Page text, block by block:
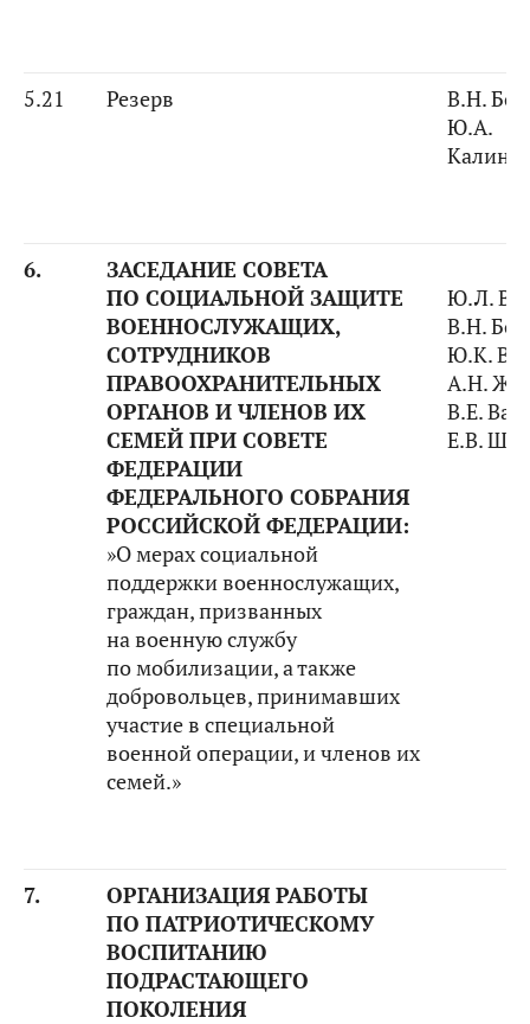
5.21 Резерв
В.Н.
Ю.А.
6.
ЗАСЕДАНИЕ СОВЕТА
ПО СОЦИАЛЬНОЙ ЗАЩИТЕ
ВОЕННОСЛУЖАЩИХ,
СОТРУДНИКОВ
ПРАВООХРАНИТЕЛЬНЫХ
ОРГАНОВ И ЧЛЕНОВ ИХ
СЕМЕЙ ПРИ СОВЕТЕ
ФЕДЕРАЦИИ
ФЕДЕРАЛЬНОГО СОБРАНИЯ
РОССИЙСКОЙ ФЕДЕРАЦИИ:
»О мерах социальной
поддержки военнослужащих,
граждан, призванных
на военную службу
по мобилизации, а также
добровольцев, принимавших
участие в специальной
военной операции, и членов их
семей.»
Ю.Л.
В.Н.
Ю.К.
А.Н.
В.Е.
Е.В.
7.
ОРГАНИЗАЦИЯ РАБОТЫ
ПО ПАТРИОТИЧЕСКОМУ
ВОСПИТАНИЮ
ПОДРАСТАЮЩЕГО
ПОКОЛЕНИЯ